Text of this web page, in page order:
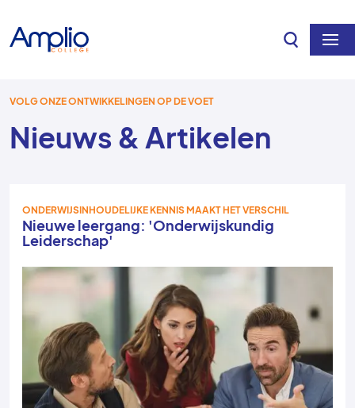
VOLG ONZE ONTWIKKELINGEN OP DE VOET
Nieuws & Artikelen
ONDERWIJSINHOUDELIJKE KENNIS MAAKT HET VERSCHIL
Nieuwe leergang: 'Onderwijskundig
Leiderschap'